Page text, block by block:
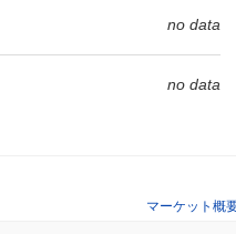
no data
no data
マーケット概